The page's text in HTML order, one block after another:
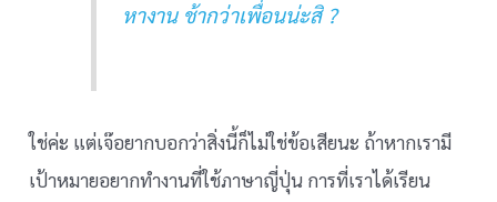
หางาน ช้ากว่าเพื่อนน่ะสิ ?
ใช่ค่ะ แต่เจ๊อยากบอกว่าสิ่งนี้ก็ไม่ใช่ข้อเสียนะ ถ้าหากเรามี
เป้าหมายอยากทำงานที่ใช้ภาษาญี่ปุ่น การที่เราได้เรียน